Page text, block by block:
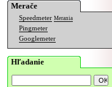
Merače
Speedmeter Merania
Pingmeter
Googlemeter
Hľadanie